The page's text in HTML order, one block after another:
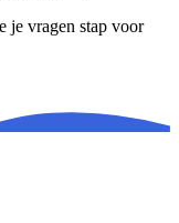
je vragen stap voor